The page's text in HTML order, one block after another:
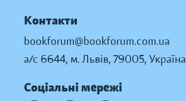
Контакти
bookforum@bookforum.com.ua
а/с 6644, м. Львів, 79005, Україна
Соціальні мережі